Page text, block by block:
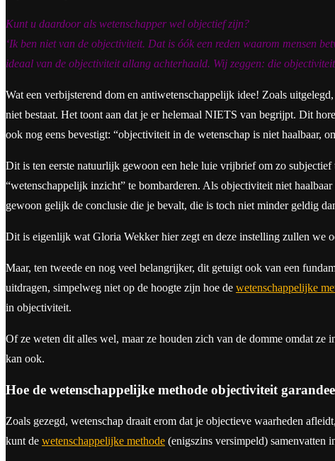
Kunt u daardoor als wetenschapper wel objectief zijn?
‘Ik ben niet van de objectiviteit. Dat is óók een reden waarom mensen
ideaal van de objectiviteit allang achterhaald. Wij zeggen: die
Wat een verbijsterend dom en antiwetenschappelijk idee! Zoals
niet bestaat. Het toont aan dat je er helemaal NIETS van begrijpt. Dit
ook nog eens bevestigt: “objectiviteit in de wetenschap is niet haalbaar,
Dit is ten eerste natuurlijk gewoon een hele luie vrijbrief om zo
“wetenschappelijk inzicht” te bombarderen. Als objectiviteit niet
gewoon gelijk de conclusie die je bevalt, die is toch niet minder geldig
Dit is eigenlijk wat Gloria Wekker hier zegt en deze instelling zullen we
Maar, ten tweede en nog veel belangrijker, dit getuigt ook van een
uitdragen, simpelweg niet op de hoogte zijn hoe de wetenschappelijke
in objectiviteit.
Of ze weten dit alles wel, maar ze houden zich van de domme omdat ze
kan ook.
Hoe de wetenschappelijke methode objectiviteit
Zoals gezegd, wetenschap draait erom dat je objectieve waarheden
kunt de wetenschappelijke methode (enigszins versimpeld) samenvatten